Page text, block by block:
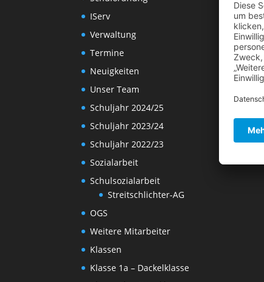
IServ
Verwaltung
Termine
Neuigkeiten
Unser Team
Schuljahr 2024/25
Schuljahr 2023/24
Schuljahr 2022/23
Sozialarbeit
Schulsozialarbeit
Streitschlichter-AG
OGS
Weitere Mitarbeiter
Klassen
Klasse 1a – Dackelklasse